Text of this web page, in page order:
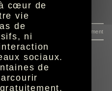
consentement
cœur de
vie
de
ni
sociaux.
de